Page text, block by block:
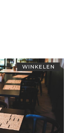
WINKELEN